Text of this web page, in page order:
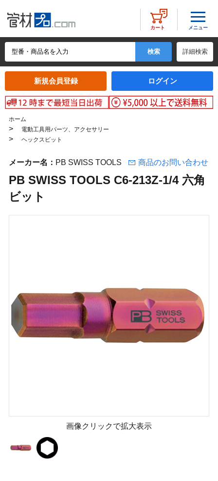
詳細検索
カート
新規会員登録 ログイン
メニュー
ホーム
> 電動工具用パーツ、アクセサリー
> ヘックスビット
メーカー名： PB SWISS TOOLS 商品のお問い合わせ
PB SWISS TOOLS C6-213Z-1/4 六角
ビット
画像クリックで拡大表示